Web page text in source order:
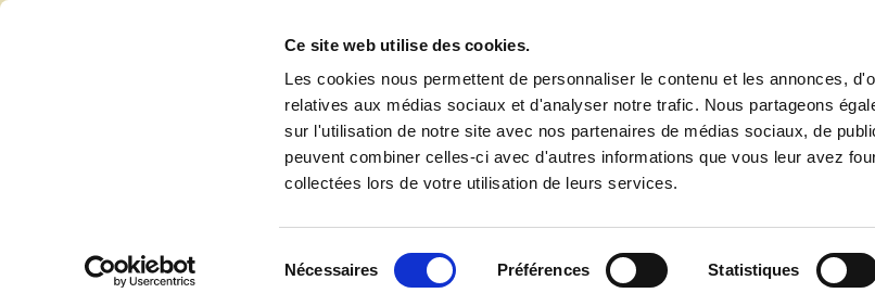
Ce site web utilise des cookies.
Les cookies nous permettent de personnaliser le contenu et les annonces,
relatives aux médias sociaux et d'analyser notre trafic. Nous partageons
sur l'utilisation de notre site avec nos partenaires de médias sociaux, de
peuvent combiner celles-ci avec d'autres informations que vous leur avez
collectées lors de votre utilisation de leurs services.
du
Nécessaires Préférences Statistiques
Tropical Mix Family
Accueil